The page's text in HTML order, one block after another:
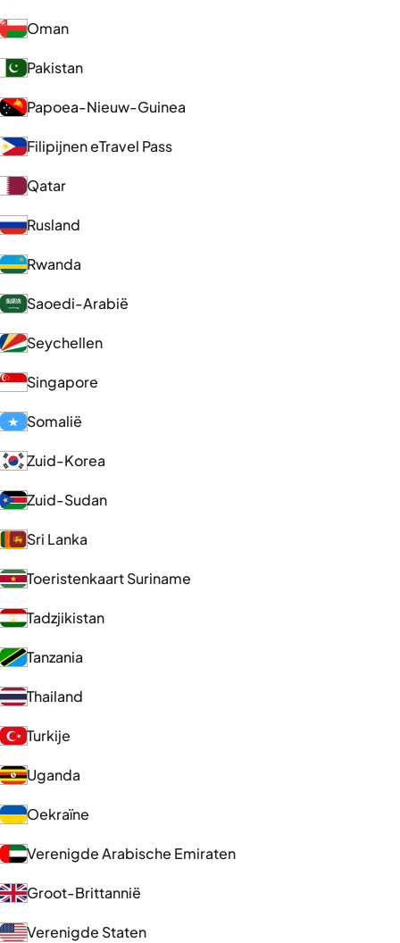
Oman
Pakistan
Papoea-Nieuw-Guinea
Filipijnen eTravel Pass
Qatar
Rusland
Rwanda
Saoedi-Arabië
Seychellen
Singapore
Somalië
Zuid-Korea
Zuid-Sudan
Sri Lanka
Toeristenkaart Suriname
Tadzjikistan
Tanzania
Thailand
Turkije
Uganda
Oekraïne
Verenigde Arabische Emiraten
Groot-Brittannië
Verenigde Staten